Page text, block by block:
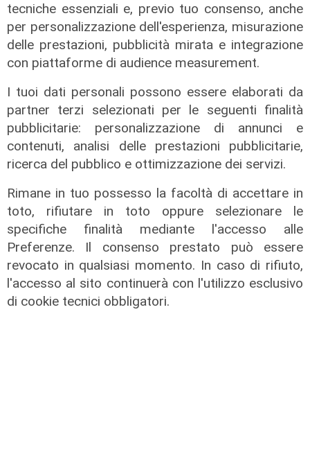
tecniche essenziali e, previo tuo consenso, anche
per personalizzazione dell'esperienza, misurazione
delle prestazioni, pubblicità mirata e integrazione
con piattaforme di audience measurement.
I tuoi dati personali possono essere elaborati da
partner terzi selezionati per le seguenti finalità
pubblicitarie: personalizzazione di annunci e
contenuti, analisi delle prestazioni pubblicitarie,
ricerca del pubblico e ottimizzazione dei servizi.
Rimane in tuo possesso la facoltà di accettare in
toto, rifiutare in toto oppure selezionare le
specifiche finalità mediante l'accesso alle
Preferenze. Il consenso prestato può essere
revocato in qualsiasi momento. In caso di rifiuto,
l'accesso al sito continuerà con l'utilizzo esclusivo
di cookie tecnici obbligatori.
Vivo in campagna - Puntata 5
28/08/2023
di Redazione
Vivo in campagna - Puntata 4
28/08/2023
di Redazione